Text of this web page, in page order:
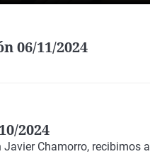
06/11/2024
2024
Javier Chamorro, recibimos a